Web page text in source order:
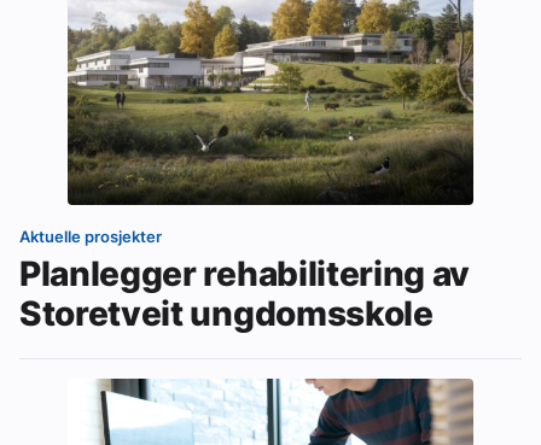
Aktuelle prosjekter
Planlegger rehabilitering av
Storetveit ungdomsskole